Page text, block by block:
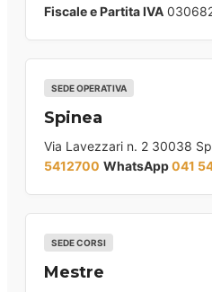
Fiscale e Partita IVA
SEDE OPERATIVA
Spinea
Via Lavezzari n. 2 30038
5412700 WhatsApp041
SEDE CORSI
Mestre